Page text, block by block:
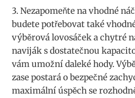
3. Nezapomeňte na vhodné
budete potřebovat také
výběrová lovosáček a chytré
naviják s dostatečnou
vám umožní daleké hody.
zase postará o bezpečné
maximální úspěch se